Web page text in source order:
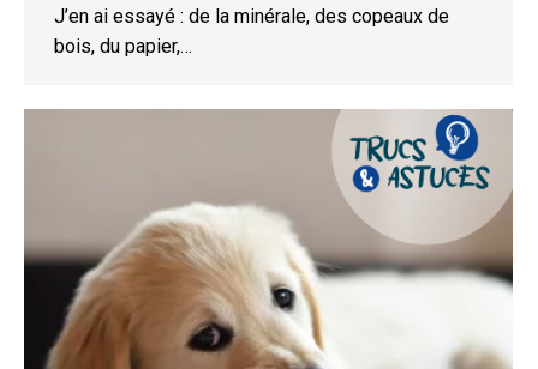
J’en ai essayé : de la minérale, des copeaux de
bois, du papier,…